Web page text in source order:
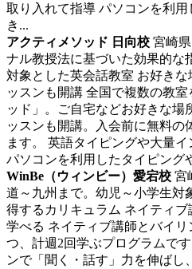
取り入れて指導 パソコンを利
き...
アクティメソッド 日向校 宮崎
ナル教授法に基づいた効果的な
対象とした英会話教室 お好きな
ッスンも開講 全国で複数の教
ッド」。ご自宅などお好きな場
ッスンも開講。入会前に無料の
ます。 英語タイピングや大量
パソコンを利用したタイピング
WinBe（ウィンビー）愛宕校 宮
道～九州まで。幼児～小学生対
得するカリキュラム ネイティブ
学べる ネイティブ講師とバイ
つ、計週2回学ぶプログラムで
ンで「聞く・話す」力を伸ばし